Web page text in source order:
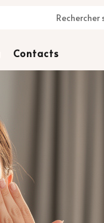
Contacts